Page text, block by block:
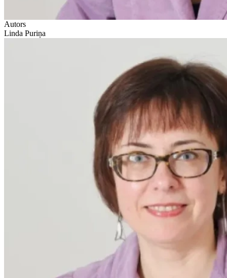
Autors
Linda Puriņa